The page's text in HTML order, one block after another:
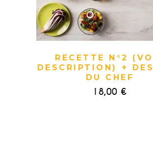
RECETTE N°2
DESCRIPTION) +
DU CHEF
18,00 €